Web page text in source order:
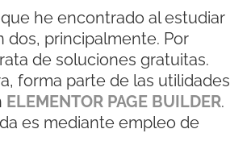
he encontrado al estudiar
dos, principalmente. Por
de soluciones gratuitas.
forma parte de las utilidades
ELEMENTOR PAGE BUILDER.
es mediante empleo de